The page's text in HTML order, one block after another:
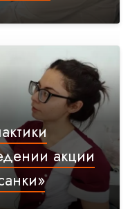
акции